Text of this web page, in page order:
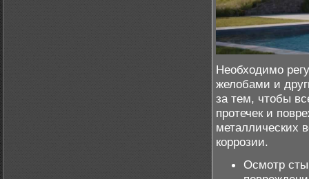
Необходимо
желобами и
за тем, чтобы
протечек и
металлических
коррозии.
Осмотр